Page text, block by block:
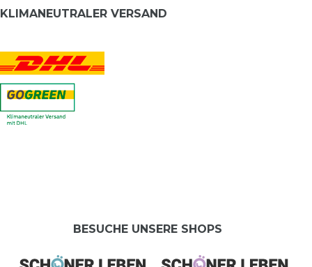
KLIMANEUTRALER VERSAND
BESUCHE UNSERE SHOPS